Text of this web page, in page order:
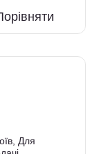
Для